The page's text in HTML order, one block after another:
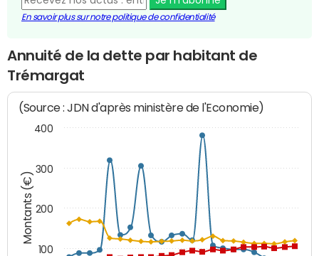
En savoir plus sur notre politique de confidentialité
Annuité de la dette par habitant de
Trémargat
Montants (€)
(Source : JDN d'après ministère de l'Economie)
100
200
300
400